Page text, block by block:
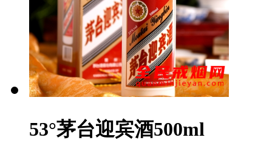
53°茅台迎宾酒500ml